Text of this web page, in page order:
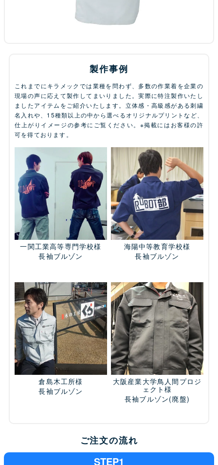
製作事例
これまでにキラメックでは業種を問わず、多数の作業着を企業の
現場の声に応えて製作してまいりました。実際に特注製作いたし
ましたアイテムをご紹介いたします。立体感・高級感がある刺繍
名入れや、15種類以上の中から選べるオリジナルプリントなど、
仕上がりイメージの参考にご覧ください。※掲載にはお客様の許
可を得ております。
一関工業高等専門学校様
長袖ブルゾン
海陽中等教育学校様
長袖ブルゾン
倉島木工所様
長袖ブルゾン
大阪産業大学鳥人間プロジ
ェクト様
長袖ブルゾン(廃盤)
ご注文の流れ
STEP1